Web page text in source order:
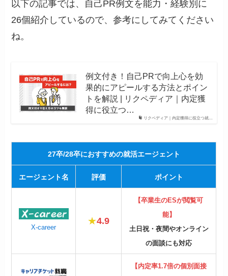
以下の記事では、自己PR例文を能力・経験別に
26個紹介しているので、参考にしてみてください
ね。
リクペディア｜内定獲得に役立つ就…
例文付き！自己PRで向上心を効
果的にアピールする方法とポイン
トを解説 | リクペディア｜内定獲
得に役立つ…
27卒/28卒におすすめの就活エージェント
エージェント名 評価 ポイント
X-career
★4.9
【卒業生のESが閲覧可
能】
土日祝・夜間やオンライン
の面談にも対応
【内定率1.7倍の個別面接